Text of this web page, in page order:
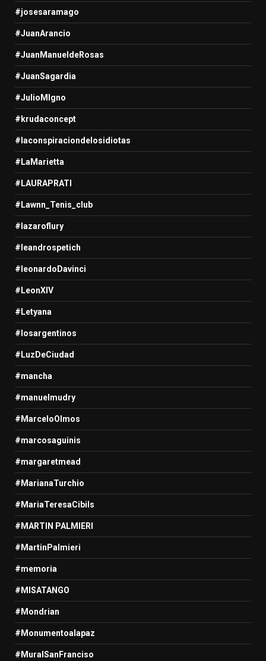
#josesaramago
#JuanArancio
#JuanManueldeRosas
#JuanSagardia
#JulioMIgno
#krudaconcept
#laconspiraciondelosidiotas
#LaMarietta
#LAURAPRATI
#Lawnn_Tenis_club
#lazaroflury
#leandrospetich
#leonardoDavinci
#LeonXIV
#Letyana
#losargentinos
#LuzDeCiudad
#mancha
#manuelmudry
#MarceloOlmos
#marcosaguinis
#margaretmead
#MarianaTurchio
#MariaTeresaCibils
#MARTIN PALMIERI
#MartinPalmieri
#memoria
#MISATANGO
#Mondrian
#Monumentoalapaz
#MuralSanFranciso